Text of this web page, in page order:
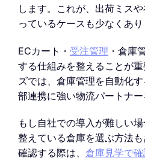
します。これが、出荷ミス
っているケースも少なくあり
ECカート・ 受注管理 ・倉庫
する仕組みを整えることが
ズでは、倉庫管理を自動化
部連携に強い物流パートナー
もし自社での導入が難しい
整えている倉庫を選ぶ方法
確認する際は、 倉庫見学で